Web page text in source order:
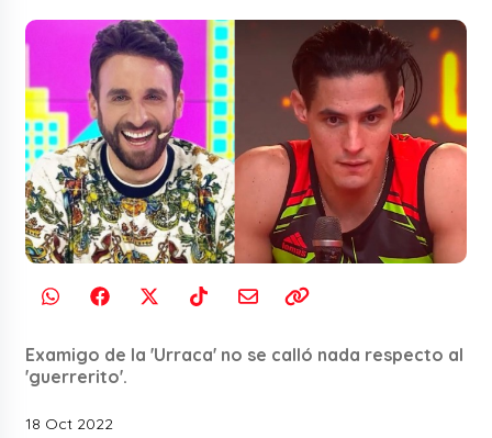
Examigo de la 'Urraca' no se calló nada respecto al
'guerrerito'.
18 Oct 2022